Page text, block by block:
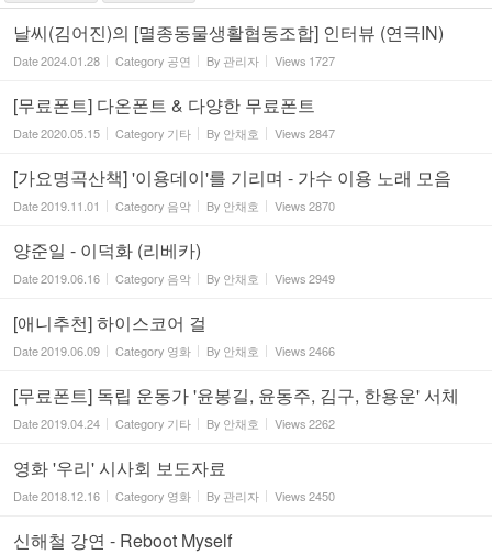
날씨(김어진)의 [멸종동물생활협동조합] 인터뷰 (연극IN)
Date2024.01.28 Category 공연 By 관리자 Views 1727
[무료폰트] 다온폰트 & 다양한 무료폰트
Date2020.05.15 Category 기타 By 안채호 Views2847
[가요명곡산책] '이용데이'를 기리며 - 가수 이용 노래 모음
Date2019.11.01 Category 음악 By 안채호 Views2870
양준일 - 이덕화 (리베카)
Date2019.06.16 Category 음악 By 안채호 Views2949
[애니추천] 하이스코어 걸
Date2019.06.09 Category 영화 By 안채호 Views2466
[무료폰트] 독립 운동가 '윤봉길, 윤동주, 김구, 한용운' 서체
Date2019.04.24 Category 기타 By 안채호 Views2262
영화 '우리' 시사회 보도자료
Date2018.12.16 Category 영화 By 관리자 Views2450
신해철 강연 - Reboot Myself